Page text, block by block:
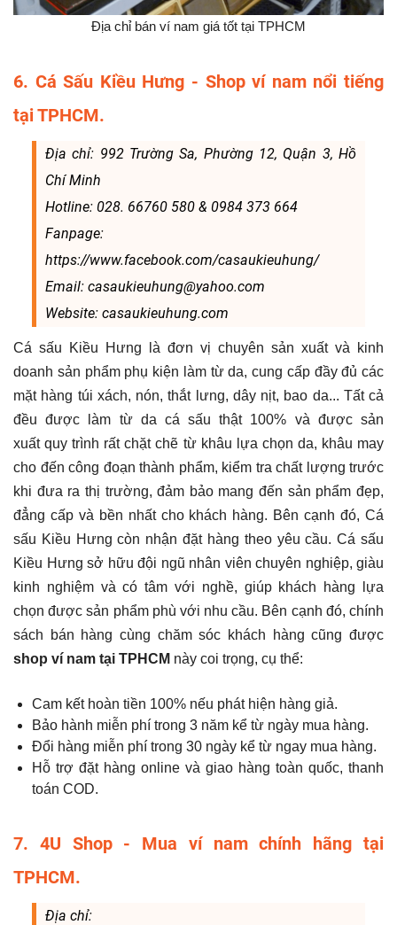
Địa chỉ bán ví nam giá tốt tại TPHCM
6. Cá Sấu Kiều Hưng - Shop ví nam nổi tiếng
tại TPHCM.
Địa chỉ: 992 Trường Sa, Phường 12, Quận 3, Hồ
Chí Minh
Hotline: 028. 66760 580 & 0984 373 664
Fanpage:
https://www.facebook.com/casaukieuhung/
Email: casaukieuhung@yahoo.com
Website: casaukieuhung.com
Cá sấu Kiều Hưng là đơn vị chuyên sản xuất và kinh
doanh sản phẩm phụ kiện làm từ da, cung cấp đầy đủ các
mặt hàng túi xách, nón, thắt lưng, dây nịt, bao da... Tất cả
đều được làm từ da cá sấu thật 100% và được sản
xuất quy trình rất chặt chẽ từ khâu lựa chọn da, khâu may
cho đến công đoạn thành phẩm, kiểm tra chất lượng trước
khi đưa ra thị trường, đảm bảo mang đến sản phẩm đẹp,
đẳng cấp và bền nhất cho khách hàng. Bên cạnh đó, Cá
sấu Kiều Hưng còn nhận đặt hàng theo yêu cầu.Cá sấu
Kiều Hưng sở hữu đội ngũ nhân viên chuyên nghiệp, giàu
kinh nghiệm và có tâm với nghề, giúp khách hàng lựa
chọn được sản phẩm phù với nhu cầu. Bên cạnh đó, chính
sách bán hàng cùng chăm sóc khách hàng cũng được
shop ví nam tại TPHCM này coi trọng, cụ thể:
Cam kết hoàn tiền 100% nếu phát hiện hàng giả.
Bảo hành miễn phí trong 3 năm kể từ ngày mua hàng.
Đổi hàng miễn phí trong 30 ngày kể từ ngay mua hàng.
Hỗ trợ đặt hàng online và giao hàng toàn quốc, thanh
toán COD.
7. 4U Shop - Mua ví nam chính hãng tại
TPHCM.
Địa chỉ: